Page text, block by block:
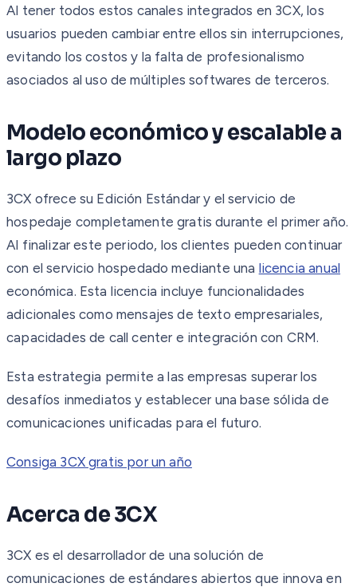
Al tener todos estos canales integrados en 3CX, los
usuarios pueden cambiar entre ellos sin interrupciones,
evitando los costos y la falta de profesionalismo
asociados al uso de múltiples softwares de terceros.
Modelo económico y escalable a
largo plazo
3CX ofrece su Edición Estándar y el servicio de
hospedaje completamente gratis durante el primer año.
Al finalizar este periodo, los clientes pueden continuar
con el servicio hospedado mediante una licencia anual
económica. Esta licencia incluye funcionalidades
adicionales como mensajes de texto empresariales,
capacidades de call center e integración con CRM.
Esta estrategia permite a las empresas superar los
desafíos inmediatos y establecer una base sólida de
comunicaciones unificadas para el futuro.
Consiga 3CX gratis por un año
Acerca de 3CX
3CX es el desarrollador de una solución de
comunicaciones de estándares abiertos que innova en